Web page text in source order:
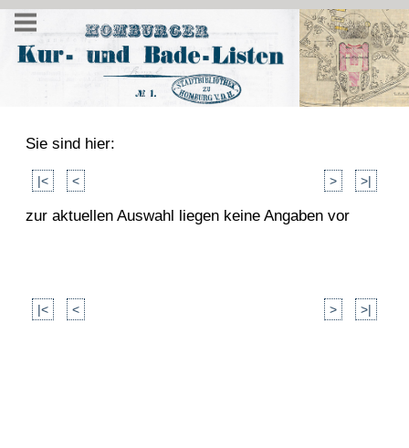
Sie sind hier:
|< < > >|
zur aktuellen Auswahl liegen keine Angaben vor
|< < > >|